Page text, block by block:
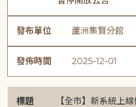
發布單位 蘆洲集賢分館
發佈時間 2025-12-01
標題
【全市】新系統上